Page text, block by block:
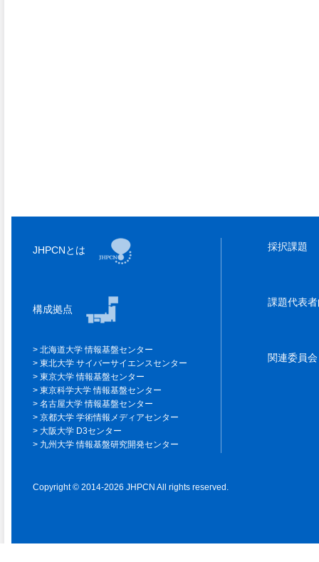
JHPCNとは
構成拠点
北海道大学 情報基盤センター
東北大学 サイバーサイエンスセンター
東京大学 情報基盤センター
東京科学大学 情報基盤センター
名古屋大学 情報基盤センター
京都大学 学術情報メディアセンター
大阪大学 D3センター
九州大学 情報基盤研究開発センター
採択課題
課題代表
関連委員
Copyright © 2014-2026 JHPCN All rights reserved.